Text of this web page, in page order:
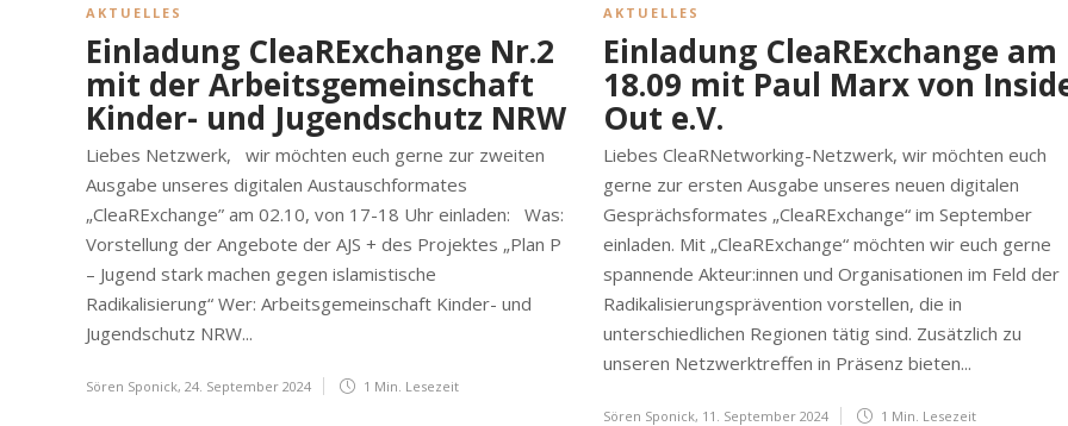
AKTUELLES
Einladung CleaRExchange Nr.2
mit der Arbeitsgemeinschaft
Kinder- und Jugendschutz NRW
Liebes Netzwerk, wir möchten euch gerne zur zweiten
Ausgabe unseres digitalen Austauschformates
„CleaRExchange” am 02.10, von 17-18 Uhr einladen: Was:
Vorstellung der Angebote der AJS + des Projektes „Plan P
– Jugend stark machen gegen islamistische
Radikalisierung“ Wer: Arbeitsgemeinschaft Kinder- und
Jugendschutz NRW...
Sören Sponick, 24. September 2024 1 Min. Lesezeit
AKTUELLES
Einladung CleaRExchange am
18.09 mit Paul Marx von
Out e.V.
Liebes CleaRNetworking-Netzwerk, wir möchten euch
gerne zur ersten Ausgabe unseres neuen digitalen
Gesprächsformates „CleaRExchange“ im September
einladen. Mit „CleaRExchange“ möchten wir euch gerne
spannende Akteur:innen und Organisationen im Feld der
Radikalisierungsprävention vorstellen, die in
unterschiedlichen Regionen tätig sind. Zusätzlich zu
unseren Netzwerktreffen in Präsenz bieten...
Sören Sponick, 11. September 2024 1 Min. Lesezeit